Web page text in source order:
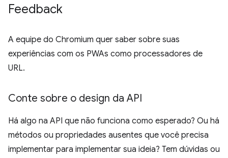
Feedback
A equipe do Chromium quer saber sobre suas
experiências com os PWAs como processadores de
URL.
Conte sobre o design da API
Há algo na API que não funciona como esperado? Ou há
métodos ou propriedades ausentes que você precisa
implementar para implementar sua ideia? Tem dúvidas ou